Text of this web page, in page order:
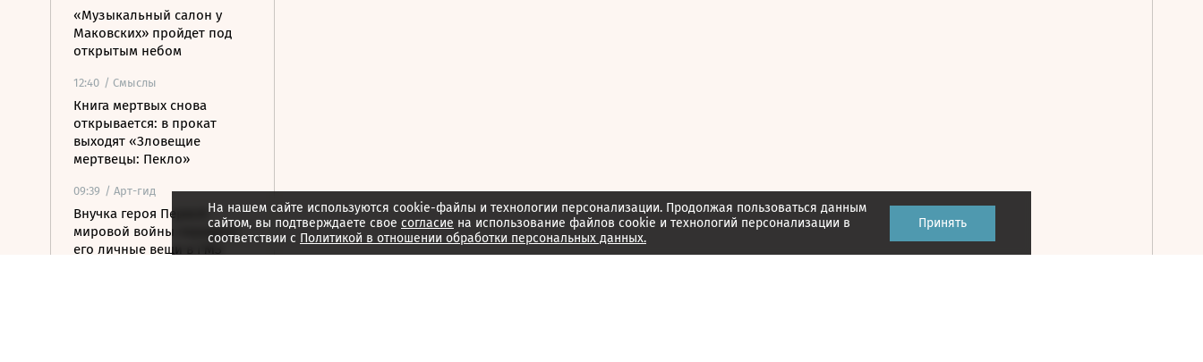
«Музыкальный салон у
Маковских» пройдет под
открытым небом
12:40 / Смыслы
Книга мертвых снова
открывается: в прокат
выходят «Зловещие
мертвецы: Пекло»
09:39 / Арт-гид
Внучка героя Первой
мировой войны передала
его личные вещи в ГМЗ
На нашем сайте используются cookie-файлы и технологии персонализации. Продолжая пользоваться данным
сайтом, вы подтверждаете свое согласие на использование файлов cookie и технологий персонализации в
соответствии с Политикой в отношении обработки персональных данных.
Принять